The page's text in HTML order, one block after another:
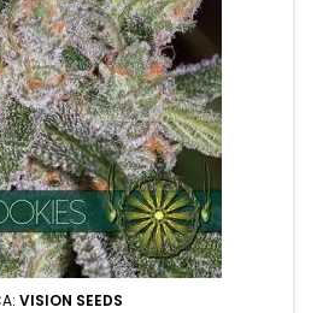
VISION SEEDS